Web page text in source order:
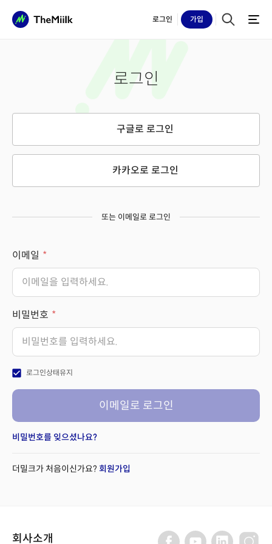
로그인 가입
로그인
구글로 로그인
카카오로 로그인
또는 이메일로 로그인
이메일
비밀번호
check_box 로그인상태유지
이메일로 로그인
비밀번호를 잊으셨나요?
더밀크가 처음이신가요? 회원가입
회사소개